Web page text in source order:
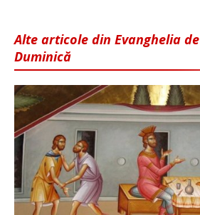
Alte articole din Evanghelia de
Duminică